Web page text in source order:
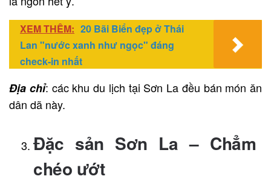
XEM THÊM: 20 Bãi Biển đẹp ở Thái
Lan "nước xanh như ngọc" đáng
check-in nhất
Địa chỉ: các khu du lịch tại Sơn La đều bán món ăn
dân dã này.
Đặc sản Sơn La – Chẳm
chéo ướt